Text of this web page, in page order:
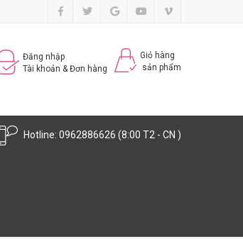
Đăng nhập
Tài khoản & Đơn hàng
Giỏ hàng
sản phẩm
Hotline: 0962886626 (8:00 T2 - CN )